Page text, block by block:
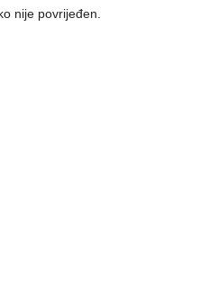
nije povrijeđen.